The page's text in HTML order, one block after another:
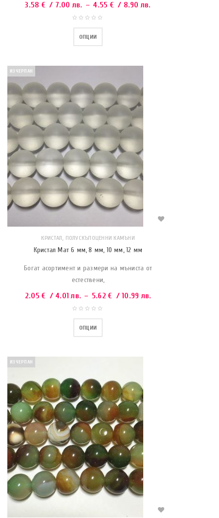
3.58 € / 7.00 лв. – 4.55 € / 8.90 лв.
ОПЦИИ
ИЗЧЕРПАН
КРИСТАЛ, ПОЛУСКЪПОЦЕННИ КАМЪНИ
Кристал Мат 6 мм, 8 мм, 10 мм, 12 мм
Богат асортимент и размери на мъниста от
естествени,
2.05 € / 4.01 лв. – 5.62 € / 10.99 лв.
ОПЦИИ
ИЗЧЕРПАН